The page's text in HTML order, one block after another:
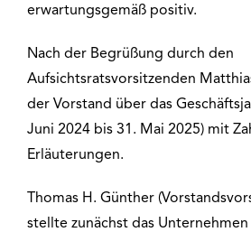
erwartungsgemäß positiv.
Nach der Begrüßung durch den
Aufsichtsratsvorsitzenden
der Vorstand über das
Juni 2024 bis 31. Mai 2025) mit
Erläuterungen.
Thomas H. Günther
stellte zunächst das